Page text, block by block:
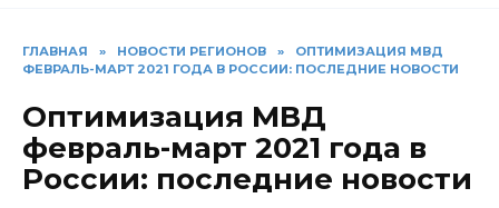
ГЛАВНАЯ » НОВОСТИ РЕГИОНОВ »
ОПТИМИЗАЦИЯ МВД
ФЕВРАЛЬ-МАРТ 2021 ГОДА В РОССИИ: ПОСЛЕДНИЕ НОВОСТИ
Оптимизация МВД
февраль-март 2021 года в
России: последние новости